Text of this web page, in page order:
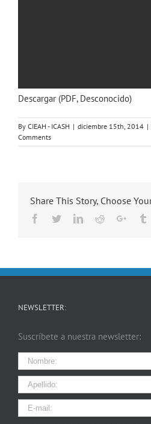
Descargar (PDF, Desconocido)
By CIEAH - ICASH | diciembre 15th, 2014 |
Comments
Share This Story, Choose
Facebook
TwitterLinkedIn
Reddit
NEWSLETTER:
Suscríbete a nuestra newsletter: